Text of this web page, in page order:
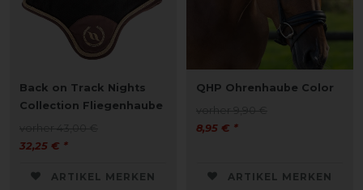
Back on Track Nights
Collection Fliegenhaube
32,25 € *
ARTIKEL MERKEN
QHP Ohrenhaube Color
8,95 € *
ARTIKEL MERKEN